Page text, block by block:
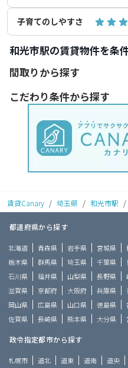
子育てのしやすさ
和光市駅の賃貸物件を条
間取りから探す
こだわり条件から探す
賃貸Canary / 埼玉県 / 和光市駅 /
都道府県から探す
北海道 青森県 岩手県 宮城県
栃木県
群馬県 埼玉県 千葉県
石川県
福井県 山梨県 長野県
滋賀県
京都府 大阪府 兵庫県
岡山県
広島県 山口県 徳島県
佐賀県
長崎県 熊本県 大分県
政令指定都市から探す
札幌市 道北 道東 道南 道央